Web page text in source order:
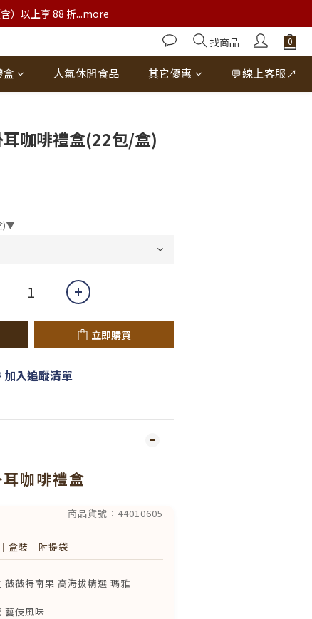
）以上享 88 折...more
找商品
盒 人氣休閒食品 其它優惠 💬線上客服↗
耳咖啡禮盒(22包/盒)
)▼
立即購買
加入追蹤清單
耳咖啡禮盒
商品貨號：44010605
盒裝｜附提袋
薇薇特南果 高海拔精選 瑪雅
藝伎風味